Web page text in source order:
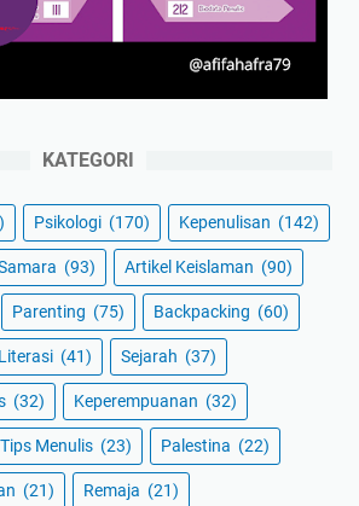
KATEGORI
Psikologi (170) Kepenulisan (142)
(93) Artikel Keislaman (90)
Parenting (75) Backpacking (60)
Literasi (41) Sejarah (37)
(32) Keperempuanan (32)
Tips Menulis (23) Palestina (22)
(21) Remaja (21)